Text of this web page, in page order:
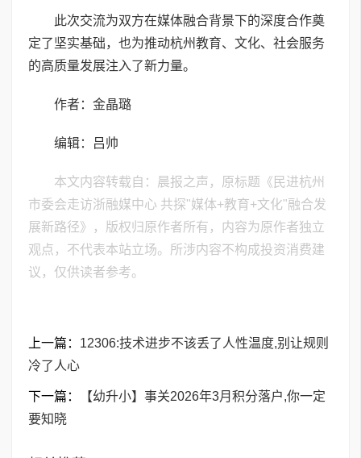
此次交流为双方在媒体融合背景下的深度合作奠
定了坚实基础，也为推动杭州教育、文化、社会服务
的高质量发展注入了新力量。
作者：金晶璐
编辑：吕帅
本文内容转载自：晨报之声，原标题《民进杭州
市委会走访浙融媒中心 共探"媒体+教育+文化"融合发
展新路径》，版权归原作者所有，内容为原作者独立
观点，不代表本站立场。所涉内容不构成投资消费建
议，仅供读者参考。
上一篇： 12306:技术进步不该丢了人性温度,别让规则
冷了人心
下一篇：
【幼升小】事关2026年3月积分落户,你一定
要知晓